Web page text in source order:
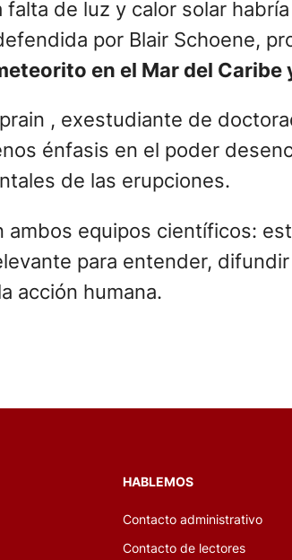
falta de luz y calor solar
por Blair Schoene,
en el Mar del
, exestudiante de
énfasis en el poder
de las erupciones.
equipos científicos:
para entender,
acción humana.
HABLEMOS
Contacto administrativo
Contacto de lectores